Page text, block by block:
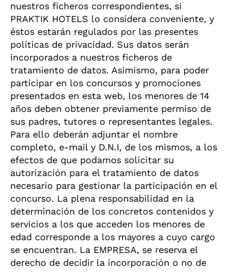
nuestros ficheros correspondientes, si
PRAKTIK HOTELS lo considera conveniente, y
éstos estarán regulados por las presentes
políticas de privacidad. Sus datos serán
incorporados a nuestros ficheros de
tratamiento de datos. Asimismo, para poder
participar en los concursos y promociones
presentados en esta web, los menores de 14
años deben obtener previamente permiso de
sus padres, tutores o representantes legales.
Para ello deberán adjuntar el nombre
completo, e-mail y D.N.I, de los mismos, a los
efectos de que podamos solicitar su
autorización para el tratamiento de datos
necesario para gestionar la participación en el
concurso. La plena responsabilidad en la
determinación de los concretos contenidos y
servicios a los que acceden los menores de
edad corresponde a los mayores a cuyo cargo
se encuentran. La EMPRESA, se reserva el
derecho de decidir la incorporación o no de